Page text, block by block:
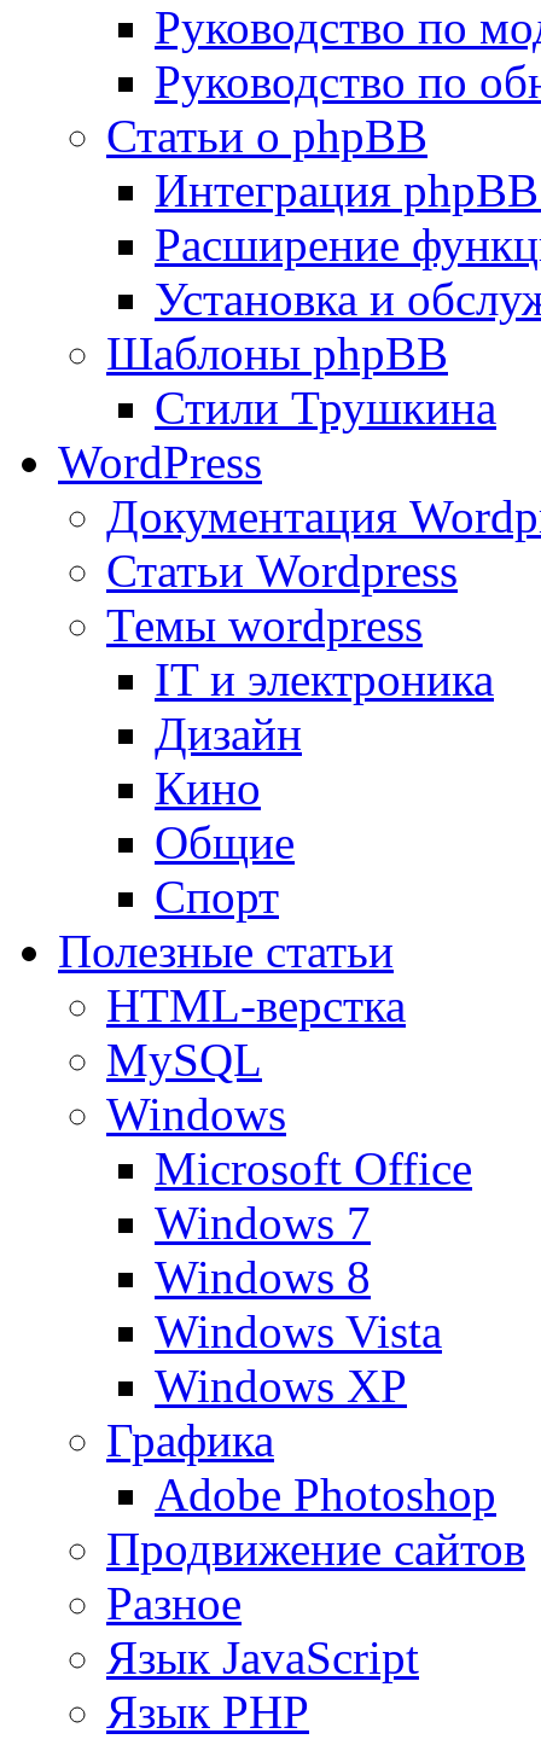
Руководство по
Руководство по
Статьи о phpBB
Интеграция
Расширение
Установка и
Шаблоны phpBB
Стили Трушкина
WordPress
Документация
Статьи Wordpress
Темы wordpress
IT и электроника
Дизайн
Кино
Общие
Спорт
Полезные статьи
HTML-верстка
MySQL
Windows
Microsoft Office
Windows 7
Windows 8
Windows Vista
Windows XP
Графика
Adobe Photoshop
Продвижение сайтов
Разное
Язык JavaScript
Язык PHP